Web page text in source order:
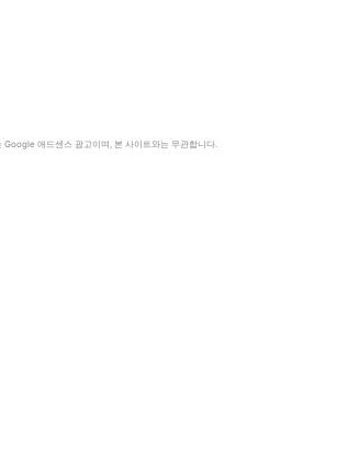
Google 애드센스 광고이며, 본 사이트와는 무관합니다.